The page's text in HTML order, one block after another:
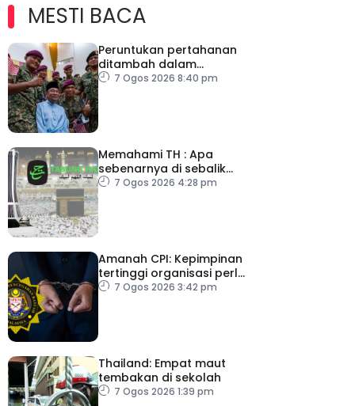
MESTI BACA
Peruntukan pertahanan
ditambah dalam
Belanjawan 2027
7 Ogos 2026 8:40 pm
Memahami TH : Apa
sebenarnya di sebalik
angka
7 Ogos 2026 4:28 pm
Amanah CPI: Kepimpinan
tertinggi organisasi perlu
pacu reformasi radikal
7 Ogos 2026 3:42 pm
Thailand: Empat maut
tembakan di sekolah
7 Ogos 2026 1:39 pm